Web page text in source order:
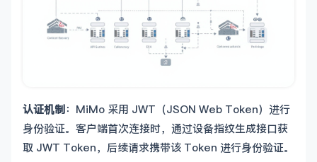
认证机制：MiMo 采用 JWT（JSON Web Token）进行
身份验证。客户端首次连接时，通过设备指纹生成接口获
取 JWT Token，后续请求携带该 Token 进行身份验证。